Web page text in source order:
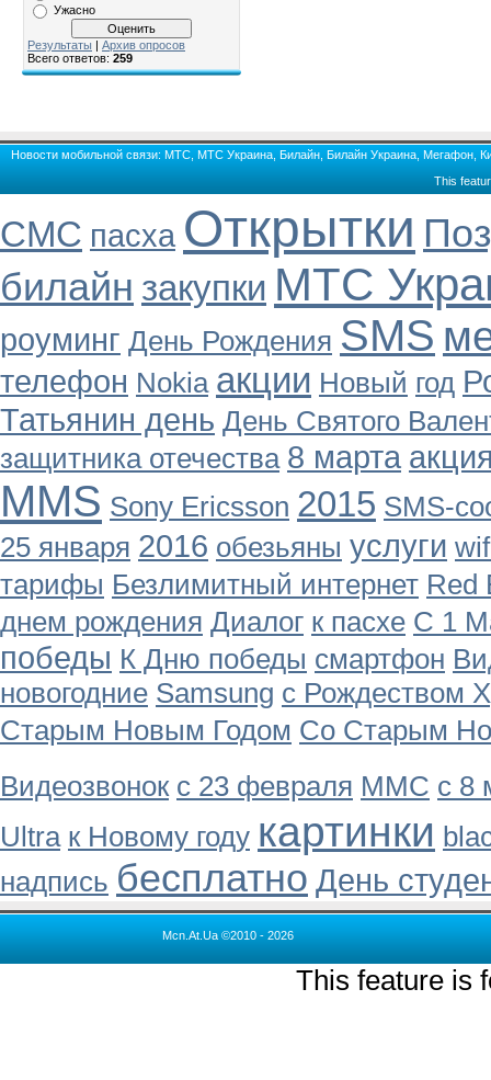
Ужасно
Результаты | Архив опросов
Всего ответов: 259
Новости мобильной связи: МТС, МТС Украина, Билайн, Билайн Украина, Мегафон,
This
СМС пасха Открытки
билайн закупки МТС
роуминг День Рождения SMS
телефон Nokia акции Новый год
Татьянин день День Святого
защитника отечества 8 марта
MMS Sony Ericsson 2015 SMS-
25 января 2016 обезьяны услуги
тарифы Безлимитный интернет Red
днем рождения Диалог к пасхе С 1
победы К Дню победы смартфон
новогодние Samsung с Рождеством
Старым Новым Годом Со Старым
Видеозвонок с 23 февраля MMC с 8
Ultra к Новому году картинки
надпись бесплатно День
Mcn.At.Ua ©2010 - 2026
This feature is